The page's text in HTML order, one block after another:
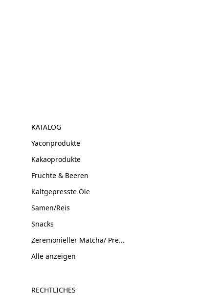
KATALOG
Yaconprodukte
Kakaoprodukte
Früchte & Beeren
Kaltgepresste Öle
Samen/Reis
Snacks
Zeremonieller Matcha/ Premium Tee
Alle anzeigen
RECHTLICHES